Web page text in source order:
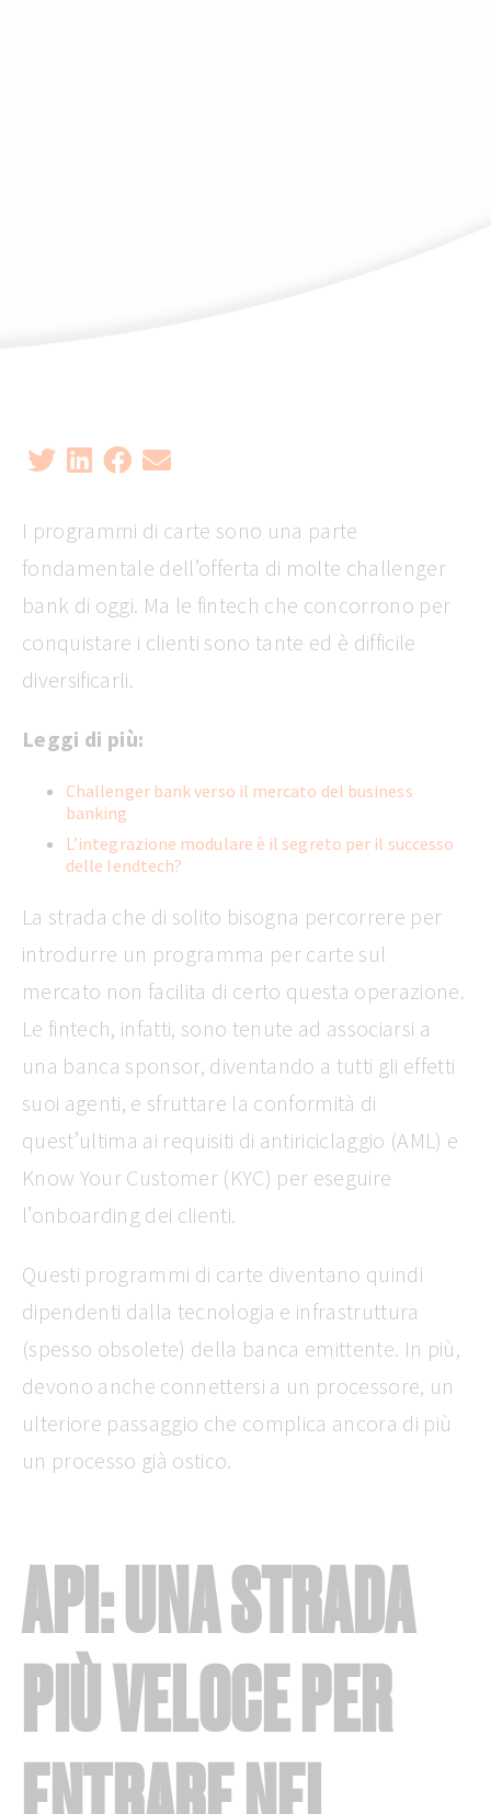
I programmi di carte sono una parte
fondamentale dell’offerta di molte challenger
bank di oggi. Ma le fintech che concorrono per
conquistare i clienti sono tante ed è difficile
diversificarli.
Leggi di più:
Challenger bank verso il mercato del business
banking
L’integrazione modulare è il segreto per il successo
delle lendtech?
La strada che di solito bisogna percorrere per
introdurre un programma per carte sul
mercato non facilita di certo questa operazione.
Le fintech, infatti, sono tenute ad associarsi a
una banca sponsor, diventando a tutti gli effetti
suoi agenti, e sfruttare la conformità di
quest’ultima ai requisiti di antiriciclaggio (AML) e
Know Your Customer (KYC) per eseguire
l’onboarding dei clienti.
Questi programmi di carte diventano quindi
dipendenti dalla tecnologia e infrastruttura
(spesso obsolete) della banca emittente. In più,
devono anche connettersi a un processore, un
ulteriore passaggio che complica ancora di più
un processo già ostico.
API: UNA STRADA
PIÙ VELOCE PER